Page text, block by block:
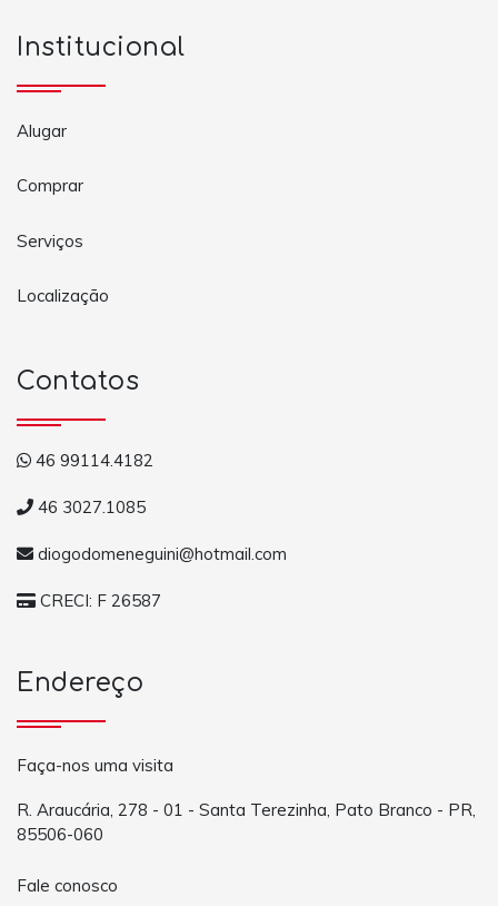
Institucional
Alugar
Comprar
Serviços
Localização
Contatos
46 99114.4182
46 3027.1085
diogodomeneguini@hotmail.com
CRECI: F 26587
Endereço
Faça-nos uma visita
R. Araucária, 278 - 01 - Santa Terezinha, Pato Branco - PR,
85506-060
Fale conosco